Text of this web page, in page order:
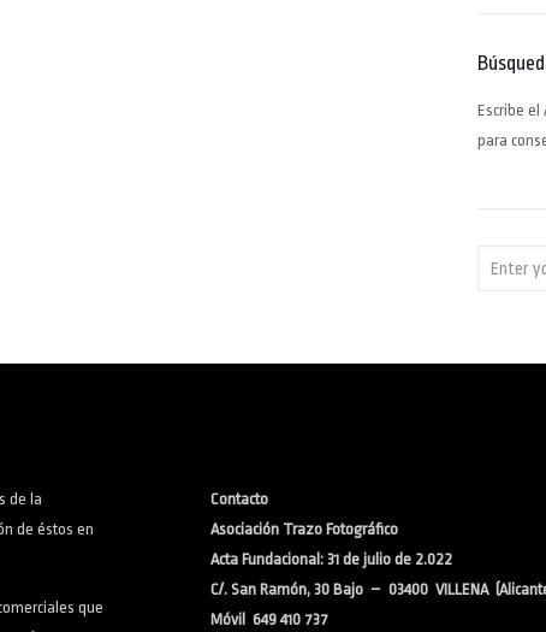
Escribe el
para
de la
de éstos en
que
Contacto
Asociación Trazo Fotográfico
Acta Fundacional: 31 de julio de 2.022
C/. San Ramón, 30 Bajo – 03400 VILLENA
Móvil 649 410 737